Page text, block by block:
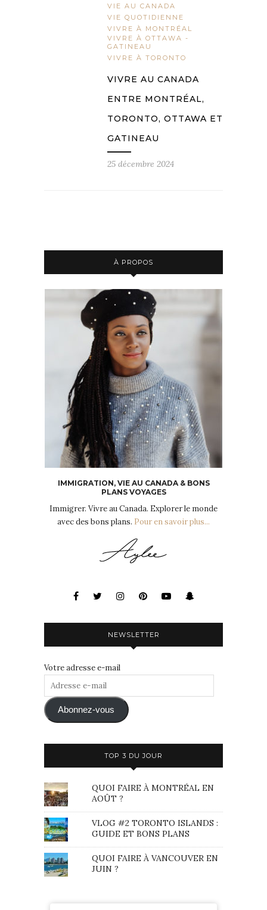
VIE AU CANADA
VIE QUOTIDIENNE
VIVRE À MONTRÉAL
VIVRE À OTTAWA -
GATINEAU
VIVRE À TORONTO
VIVRE AU CANADA
ENTRE MONTRÉAL,
TORONTO, OTTAWA ET
GATINEAU
25 décembre 2024
À PROPOS
IMMIGRATION, VIE AU CANADA & BONS
PLANS VOYAGES
Immigrer. Vivre au Canada. Explorer le monde
avec des bons plans. Pour en savoir plus...
NEWSLETTER
Votre adresse e-mail
Adresse
mail Abonnez-vous
TOP 3 DU JOUR
QUOI FAIRE À MONTRÉAL EN
AOÛT ?
VLOG #2 TORONTO ISLANDS :
GUIDE ET BONS PLANS
QUOI FAIRE À VANCOUVER EN
JUIN ?